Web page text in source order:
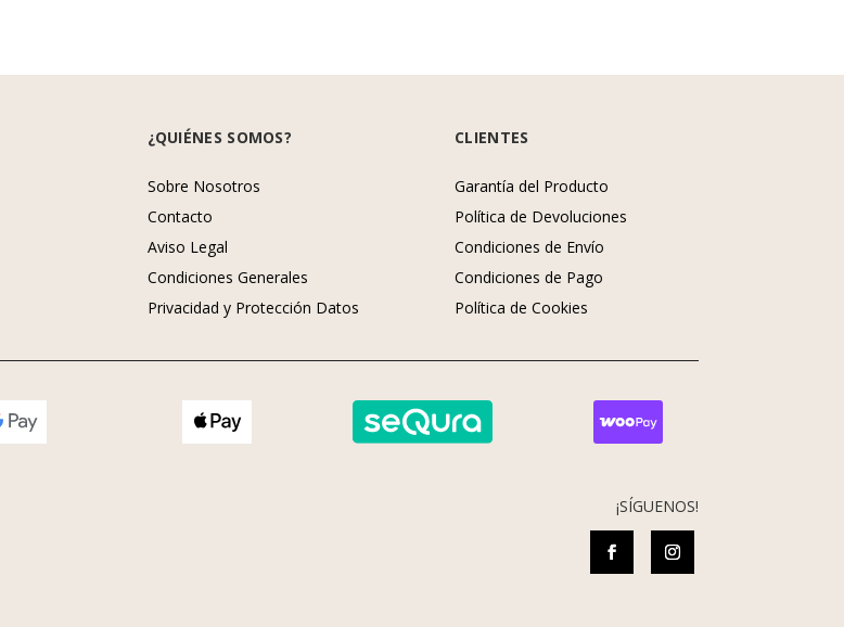
¿QUIÉNES SOMOS?
Sobre Nosotros
Contacto
Aviso Legal
Condiciones Generales
Privacidad y Protección Datos
CLIENTES
Garantía del Producto
Política de Devoluciones
Condiciones de Envío
Condiciones de Pago
Política de Cookies
¡SÍGUENOS!